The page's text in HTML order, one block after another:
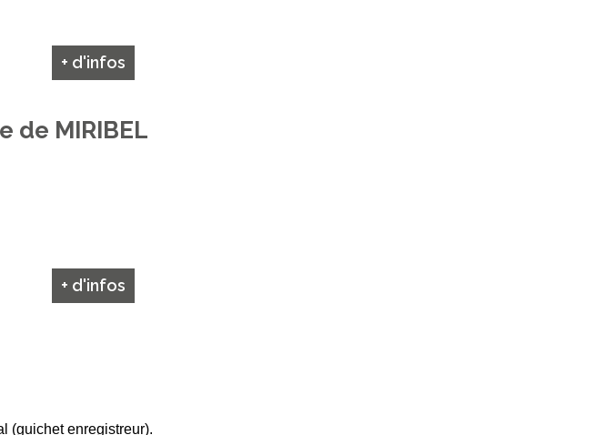
+ d'infos
de MIRIBEL
+ d'infos
(guichet enregistreur).